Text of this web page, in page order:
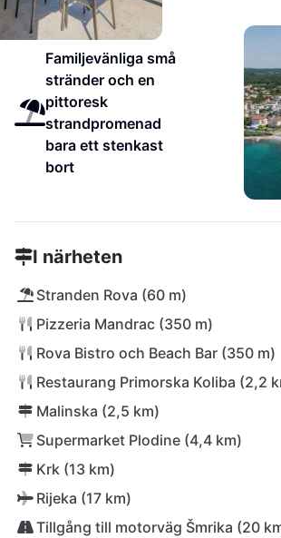
Familjevänliga små
stränder och en
pittoresk
strandpromenad
bara ett stenkast
bort
I närheten
Stranden Rova (60 m)
Pizzeria Mandrac (350 m)
Rova Bistro och Beach Bar (350 m)
Restaurang Primorska Koliba (2,2
Malinska (2,5 km)
Supermarket Plodine (4,4 km)
Krk (13 km)
Rijeka (17 km)
Tillgång till motorväg Šmrika (20